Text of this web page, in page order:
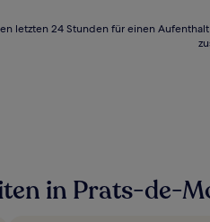
letzten 24 Stunden für einen
in Prats-de-